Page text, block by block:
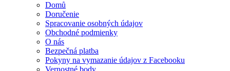
Domů
Doručenie
Spracovanie osobných údajov
Obchodné podmienky
O nás
Bezpečná platba
Pokyny na vymazanie údajov z Facebooku
Vernostné body